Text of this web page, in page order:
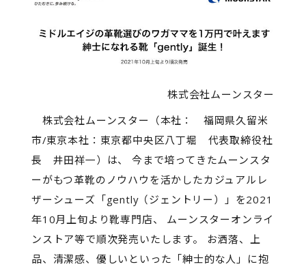
株式会社ムーンスター
株式会社ムーンスター（本社： 福岡県久留米
市/東京本社：東京都中央区八丁堀 代表取締役社
長 井田祥一）は、 今まで培ってきたムーンスタ
ーがもつ革靴のノウハウを活かしたカジュアルレ
ザーシューズ「gently（ジェントリー）」を2021
年10月上旬より靴専門店、 ムーンスターオンライ
ンストア等で順次発売いたします。 お洒落、上
品、清潔感、優しいといった「紳士的な人」に抱